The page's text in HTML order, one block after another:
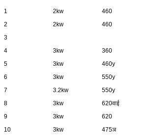
1 2kw 460
2
2kw 460
3
4
3kw 360
5
3kw 460y
6
3kw 550y
7
3.2kw 550y
8
3kw 620वाई
9
3kw 620
10
3kw 475ञ